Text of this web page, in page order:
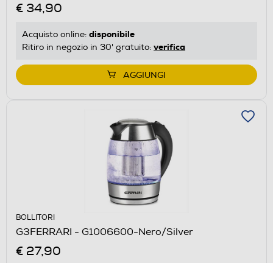
€ 34,90
Acquisto online: disponibile
Ritiro in negozio in 30' gratuito: verifica
AGGIUNGI
BOLLITORI
G3FERRARI - G1006600-Nero/Silver
€ 27,90